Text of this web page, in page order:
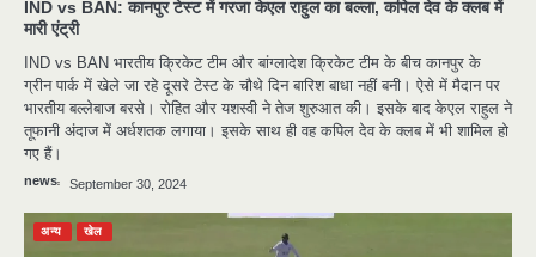
IND vs BAN: कानपुर टेस्‍ट में गरजा केएल राहुल का बल्‍ला, कपिल देव के क्‍लब में
मारी एंट्री
IND vs BAN भारतीय क्रिकेट टीम और बांग्‍लादेश क्रिकेट टीम के बीच कानपुर के
ग्रीन पार्क में खेले जा रहे दूसरे टेस्‍ट के चौथे दिन बारिश बाधा नहीं बनी। ऐसे में मैदान पर
भारतीय बल्‍लेबाज बरसे। रोहित और यशस्‍वी ने तेज शुरुआत की। इसके बाद केएल राहुल ने
तूफानी अंदाज में अर्धशतक लगाया। इसके साथ ही वह कपिल देव के क्‍लब में भी शामिल हो
गए हैं।
news September 30, 2024
अन्य खेल